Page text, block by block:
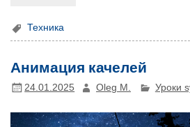
Техника
Анимация качелей
24.01.2025 Oleg M. Уроки